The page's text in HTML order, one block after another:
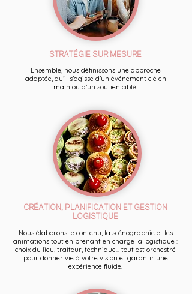
STRATÉGIE SUR MESURE
Ensemble, nous définissons une approche
adaptée, qu’il s’agisse d’un événement clé en
main ou d’un soutien ciblé.
CRÉATION, PLANIFICATION ET GESTION
LOGISTIQUE
Nous élaborons le contenu, la scénographie et les
animations tout en prenant en charge la logistique :
choix du lieu, traiteur, technique... tout est orchestré
pour donner vie à votre vision et garantir une
expérience fluide.